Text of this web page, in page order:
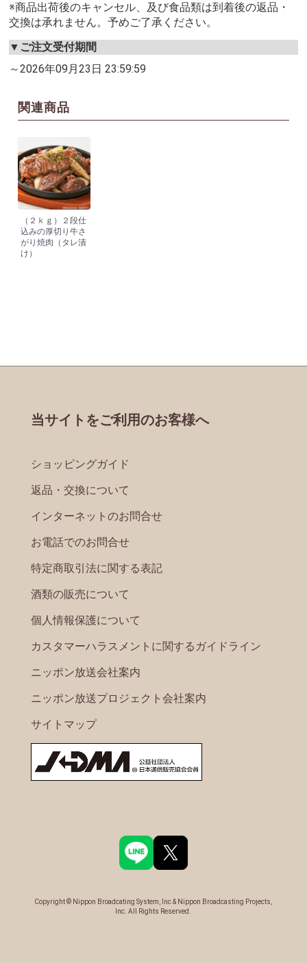
※商品出荷後のキャンセル、及び食品類は到着後の返品・
交換は承れません。予めご了承ください。
▼ご注文受付期間
～2026年09月23日 23:59:59
関連商品
（２ｋｇ）２段仕
込みの厚切り牛さ
がり焼肉（タレ漬
け）
当サイトをご利用のお客様へ
ショッピングガイド
返品・交換について
インターネットのお問合せ
お電話でのお問合せ
特定商取引法に関する表記
酒類の販売について
個人情報保護について
カスタマーハラスメントに関するガイドライン
ニッポン放送会社案内
ニッポン放送プロジェクト会社案内
サイトマップ
Copyright © Nippon Broadcating System, Inc & Nippon Broadcasting Projects,
Inc. All Rights Reserved.